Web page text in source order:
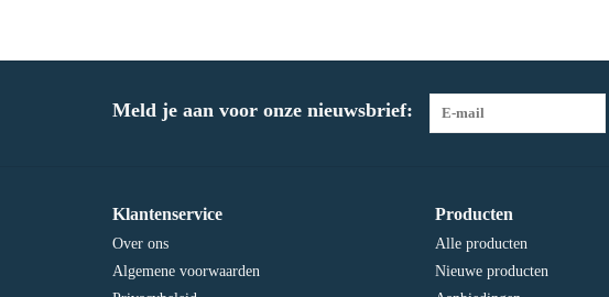
Meld je aan voor onze nieuwsbrief:
Klantenservice
Over ons
Algemene voorwaarden
Producten
Alle producten
Nieuwe producten